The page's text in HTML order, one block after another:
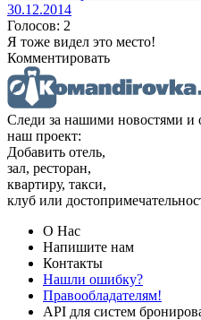
30.12.2014
Голосов: 2
Я тоже видел это место!
Комментировать
Следи за нашими новостями и
наш проект:
Добавить отель,
зал, ресторан,
квартиру, такси,
клуб или
О Нас
Напишите нам
Контакты
Нашли ошибку?
Правообладателям!
API для систем